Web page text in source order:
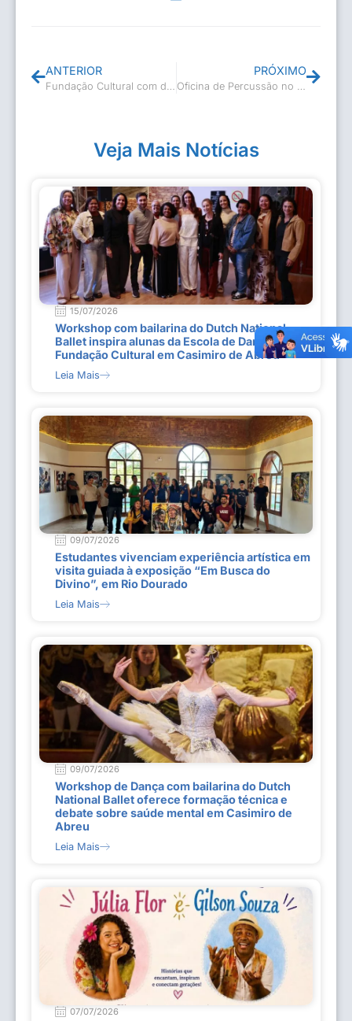
ANTERIOR
Fundação Cultural com diversos projetos voltados para a 3ª idade
PRÓXIMO
Oficina de Percussão no Pólo Cultural Marcelo Elvas Severino
Veja Mais Notícias
15/07/2026
Workshop com bailarina do Dutch National
Ballet inspira alunas da Escola de Dança da
Fundação Cultural em Casimiro de Abreu
Leia Mais
09/07/2026
Estudantes vivenciam experiência artística em
visita guiada à exposição “Em Busca do
Divino”, em Rio Dourado
Leia Mais
09/07/2026
Workshop de Dança com bailarina do Dutch
National Ballet oferece formação técnica e
debate sobre saúde mental em Casimiro de
Abreu
Leia Mais
07/07/2026